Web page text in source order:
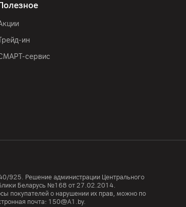
GPS (2 диапазона
GALILEO (3
датчик цветовой
ин
сервис
925. Решение администрации Центрального
Беларусь №168 от 27.02.2014.
покупателей о нарушении их прав, можно по
почта: 150@A1.by.